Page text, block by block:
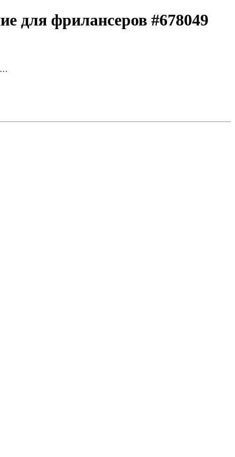
для фрилансеров #678049